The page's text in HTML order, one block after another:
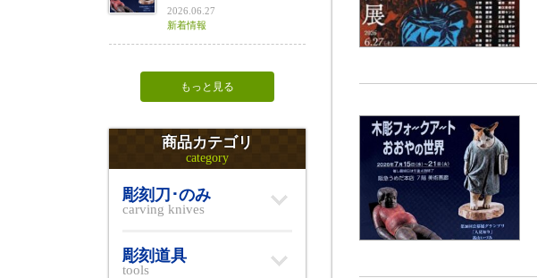
2026.06.27
新着情報
もっと見る
商品カテゴリ
category
彫刻刀･のみ
carving knives
彫刻道具
tools